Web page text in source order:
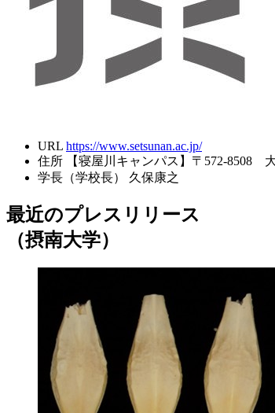
URL https://www.setsunan.ac.jp/
住所
【寝屋川キャンパス】〒572-8508
学長（学校長）
久保康之
最近のプレスリリース
（摂南大学）